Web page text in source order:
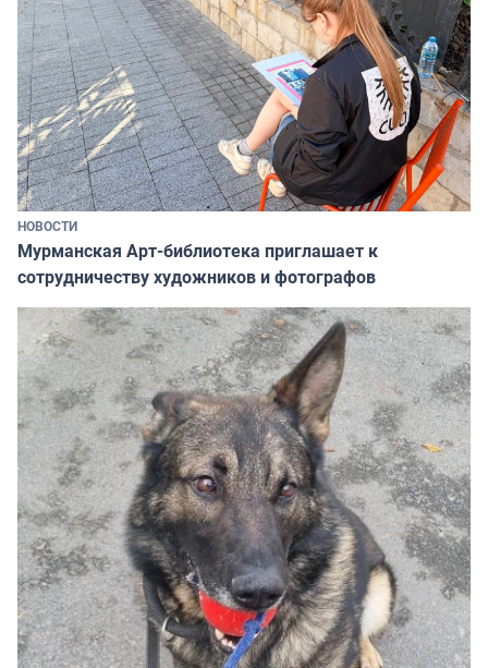
НОВОСТИ
Мурманская Арт-библиотека приглашает к
сотрудничеству художников и фотографов